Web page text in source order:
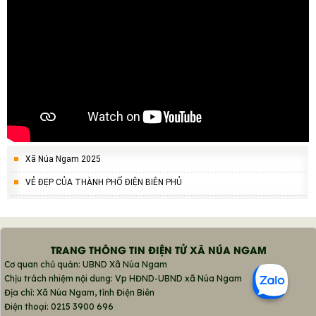
Xã Núa Ngam 2025
VẺ ĐẸP CỦA THÀNH PHỐ ĐIỆN BIÊN PHỦ
TRANG THÔNG TIN ĐIỆN TỬ XÃ NÚA NGAM
Cơ quan chủ quản: UBND Xã Núa Ngam
Chịu trách nhiệm nội dung: Vp HĐND-UBND xã Núa Ngam
Địa chỉ: Xã Núa Ngam, tỉnh Điện Biên
Điện thoại: 0215 3900 696